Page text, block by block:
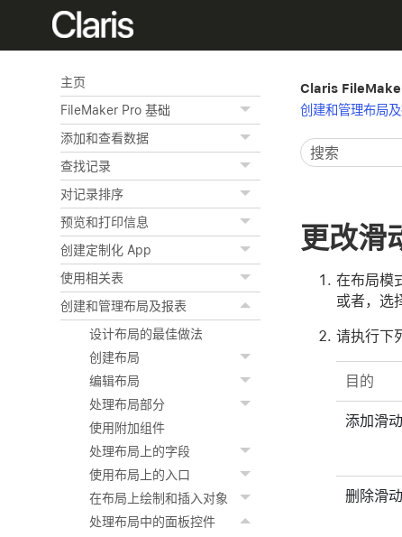
主页
FileMaker Pro 基础
添加和查看数据
查找记录
对记录排序
预览和打印信息
创建定制化 App
使用相关表
创建和管理布局及报表
设计布局的最佳做法
创建布局
编辑布局
处理布局部分
使用附加组件
处理布局上的字段
使用布局上的入口
在布局上绘制和插入对象
处理布局中的面板控件
Claris
创建和管理布局
更改滑
在布局模
或者，选
请执行下
目的
添加滑
删除滑